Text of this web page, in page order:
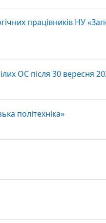
працівників НУ
ОС після 30 вересня
політехніка»